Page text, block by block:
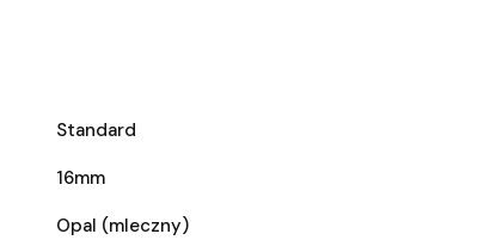
Standard
16mm
Opal (mleczny)